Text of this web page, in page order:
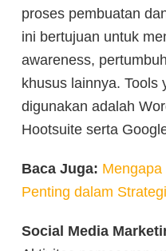
proses pembuatan
ini bertujuan untuk
awareness,
khusus lainnya. Tools
digunakan adalah
Hootsuite serta
Baca Juga:
Penting dalam
Social Media